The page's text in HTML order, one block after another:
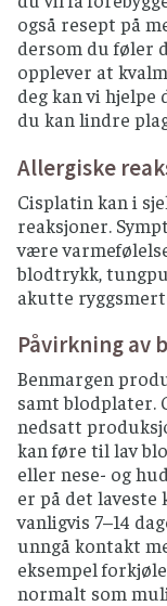
også resept på
dersom du føler
opplever at
deg kan vi hjelpe
du kan lindre
Allergiske
Cisplatin kan i
reaksjoner.
være
blodtrykk,
akutte
Påvirkning av
Benmargen
samt blodplater.
nedsatt
kan føre til lav
eller nese- og
er på det laveste
vanligvis 7–14
unngå kontakt
eksempel
normalt som